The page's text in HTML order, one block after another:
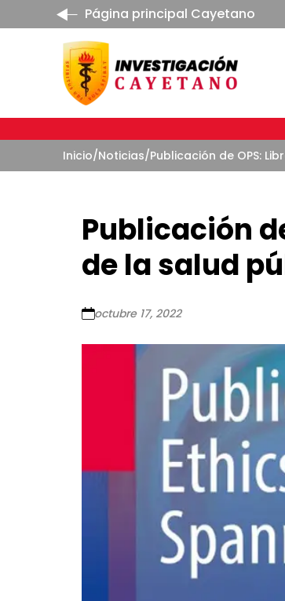
Página principal Cayetano
Inicio/Noticias/
Publicación
de la salud
octubre 17, 2022